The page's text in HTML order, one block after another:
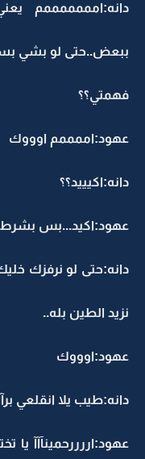
دانه:امممممممم
ببعض..حتى لو بشي
فهمتي؟؟
عهود:اممممم اوووك
دانه:اكيييد؟؟
عهود:اكيد...بس
دانه:حتى لو نرفزك
نزيد الطين بله..
عهود:اوووك
دانه:طيب يلا انقلعي
عهود:اررررحمينآآآ